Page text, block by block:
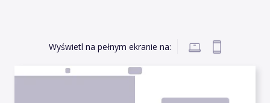
Wyświetl na pełnym ekranie na: